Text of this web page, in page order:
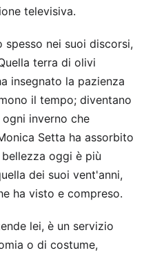
televisiva.
spesso nei suoi discorsi,
terra di olivi
insegnato la pazienza
il tempo; diventano
inverno che
Setta ha assorbito
oggi è più
dei suoi vent'anni,
ha visto e compreso.
lei, è un servizio
o di costume,